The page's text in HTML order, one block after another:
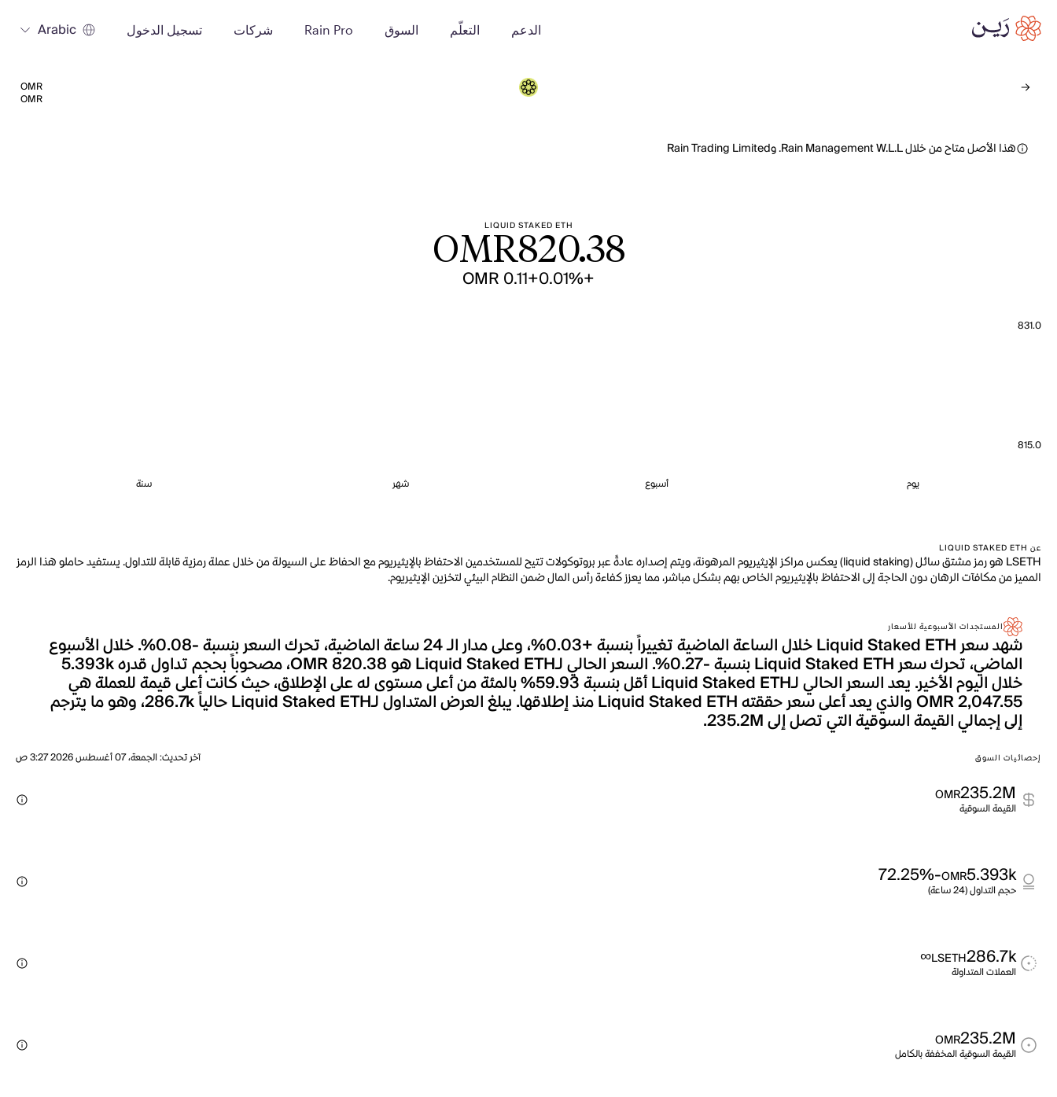
الدعم التعلّم السوق Rain Pro شركات تسجيل الدخول Arabic
OMR
OMR
هذا الأصل متاح من خلال Rain Management W.L.L. وRain Trading Limited
LIQUID STAKED ETH
OMR820.38
+0.01%
+OMR 0.11
831.0
815.0
يوم أسبوع شهر سنة
عن LIQUID STAKED ETH
LSETH هو رمز مشتق سائل (liquid staking) يعكس مراكز الإيثيريوم المرهونة، ويتم إصداره عادةً عبر بروتوكولات تتيح للمستخدمين الاحتفاظ بالإيثيريوم مع الحفاظ على السيولة من خلال عملة رمزية قابلة للتداول. يستفيد حاملو هذا الرمز
المميز من مكافآت الرهان دون الحاجة إلى الاحتفاظ بالإيثيريوم الخاص بهم بشكل مباشر، مما يعزز كفاءة رأس المال ضمن النظام البيئي لتخزين الإيثيريوم.
المستجدات الأسبوعية للأسعار
شهد سعر Liquid Staked ETH خلال الساعة الماضية تغييراً بنسبة +0.03%، وعلى مدار الـ 24 ساعة الماضية، تحرك السعر بنسبة -0.08%. خلال الأسبوع
الماضي، تحرك سعر Liquid Staked ETH بنسبة -0.27%. السعر الحالي لـLiquid Staked ETH هو OMR 820.38، مصحوباً بحجم تداول قدره 5.393k
خلال اليوم الأخير. يعد السعر الحالي لـLiquid Staked ETH أقل بنسبة 59.93% بالمئة من أعلى مستوى له على الإطلاق، حيث كانت أعلى قيمة للعملة هي
OMR 2,047.55 والذي يعد أعلى سعر حققته Liquid Staked ETH منذ إطلاقها. يبلغ العرض المتداول لـLiquid Staked ETH حالياً 286.7k، وهو ما يترجم
إلى إجمالي القيمة السوقية التي تصل إلى 235.2M.
إحصائيات السوق آخر تحديث:الجمعة، 07 أغسطس 2026 3:27 ص
235.2M
OMR
القيمة السوقية
5.393k
OMR
-72.25%
حجم التداول (24 ساعة)
286.7k
LSETH
∞
العملات المتداولة
235.2M
OMR
القيمة السوقية المخففة بالكامل